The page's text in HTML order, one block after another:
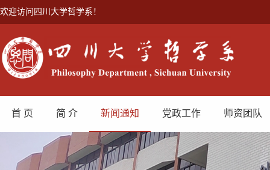
欢迎访问四川大学哲学系！
首 页 简 介 新闻通知 党政工作 师资团队